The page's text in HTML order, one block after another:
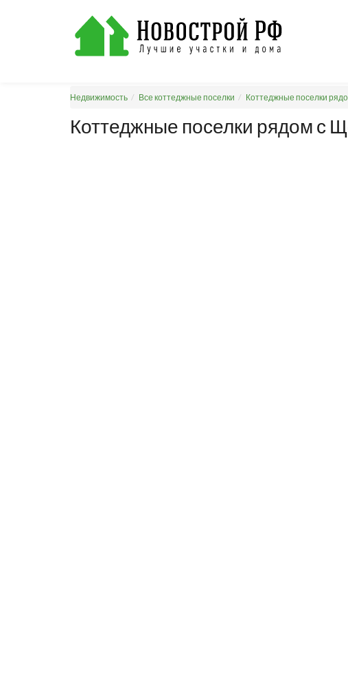
Недвижимость Все коттеджные поселки Коттеджные поселки
Коттеджные поселки рядом с